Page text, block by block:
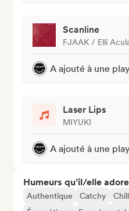
Scanline
FJAAK / Elli
A ajouté à une
Laser Lips
MIYUKI
A ajouté à une
Humeurs qu’il/elle adore
Authentique Catchy Chill